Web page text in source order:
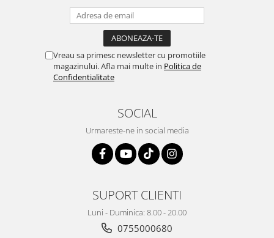
Vreau sa primesc newsletter cu promotiile
magazinului. Afla mai multe in Politica de
Confidentialitate
SOCIAL
Urmareste-ne in social media
SUPORT CLIENTI
Luni - Duminica: 8.00 - 20.00
0755000680